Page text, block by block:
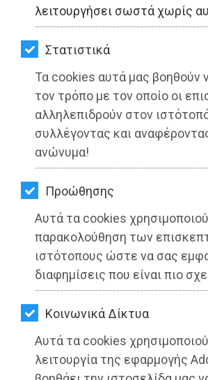
λειτουργήσει σωστά χωρίς
Στατιστικά
Τα cookies αυτά μας βοηθούν
τον τρόπο με τον οποίο οι
αλληλεπιδρούν στον
συλλέγοντας και
ανώνυμα!
Προώθησης
Αυτά τα cookies
παρακολούθηση των
ιστότοπους ώστε να σας
διαφημίσεις που είναι πιο
Kοινωνικά Δίκτυα
Αυτά τα cookies
λειτουργία της εφαρμογής
ΥΓΕΙΑ
LIFESTYLE
ΤΑΞΙΔΙΑ
ΕΞΟΔΟΣ
ΠΕΡΙΒΑΛΛΟΝ
ΚΑΤΟΙΚΙΔΙΟ
ΑΓΓΕΛΙΕΣ
ΕΦΗΜΕΡΙΔΕΣ
OΔΗΓΟΣ
ΑΓΟΡΑΣ
ΨΙΘΥΡΟΙ
ΑΠΟΣΤΟΛΗ
ΑΡΘΡΩΝ
10 ΧΡΟΝΙΑ Ελληνική
Μαστολογίας της
Εταιρείας Μαστολογίας
Διαβάστηκε 1858 φορές
05-07-2021
Από τo